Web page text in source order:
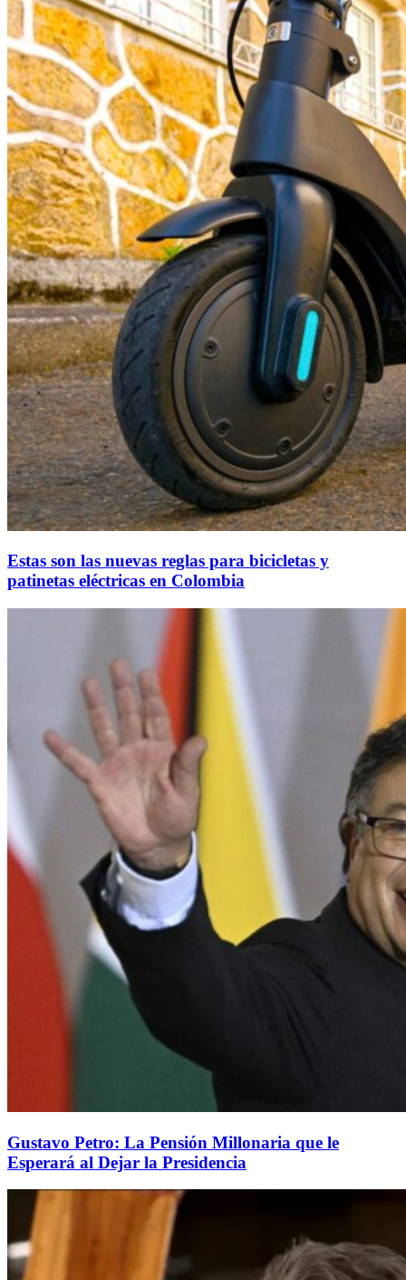
Estas son las nuevas reglas para bicicletas y
patinetas eléctricas en Colombia
Gustavo Petro: La Pensión Millonaria que le
Esperará al Dejar la Presidencia